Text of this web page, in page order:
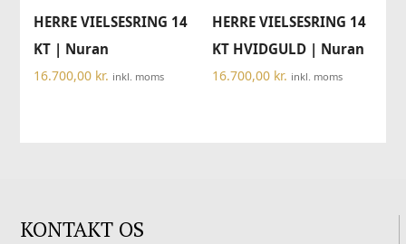
HERRE VIELSESRING 14
KT | Nuran
16.700,00 kr. inkl. moms
HERRE VIELSESRING 14
KT HVIDGULD | Nuran
16.700,00 kr. inkl. moms
KONTAKT OS